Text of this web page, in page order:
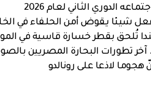
الدوري الثاني لعام 2026
شيئا يقوض أمن الحلفاء في
تُلحق بقطر خسارة قاسية في
آخر تطورات البحارة المصريين
هجوما لاذعا على رونالدو